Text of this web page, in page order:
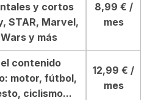
y cortos
STAR, Marvel,
y más
8,99 € /
mes
contenido
motor, fútbol,
ciclismo...
12,99 € /
mes